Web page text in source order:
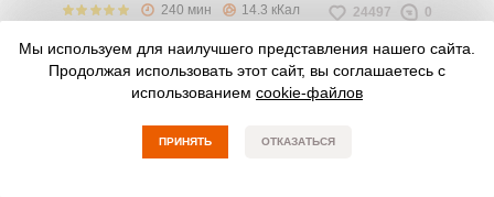
240 мин 14.3 кКал 24497 0
СМОТРЕТЬ РЕЦЕПТ
Огурцы в томатной
Если вы не знаете, куда девать
Мы используем для наилучшего представления нашего сайта.
Продолжая использовать этот сайт, вы соглашаетесь с
использованием cookie-файлов
ПРИНЯТЬ ОТКАЗАТЬСЯ